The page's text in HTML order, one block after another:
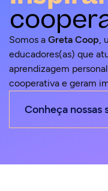
Somos a Greta Coop,
educadores(as) que
aprendizagem
cooperativa e geram
Conheça nossas